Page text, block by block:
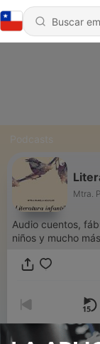
Mtra.
Audio cuentos,
niños y mucho